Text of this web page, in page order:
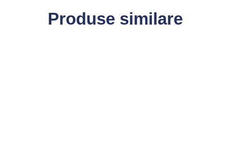
Produse similare